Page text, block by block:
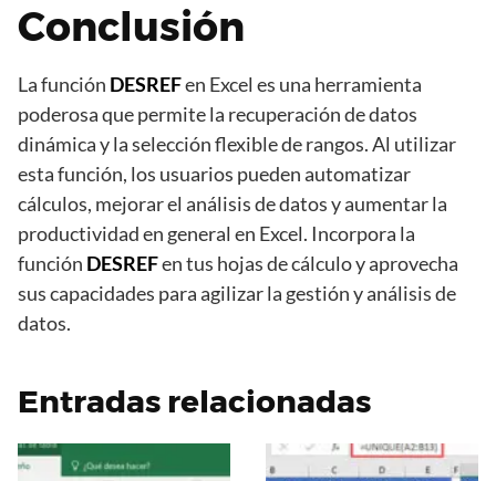
Conclusión
La función DESREFen Excel es una herramienta
poderosa que permite la recuperación de datos
dinámica y la selección flexible de rangos. Al utilizar
esta función, los usuarios pueden automatizar
cálculos, mejorar el análisis de datos y aumentar la
productividad en general en Excel. Incorpora la
función DESREFen tus hojas de cálculo y aprovecha
sus capacidades para agilizar la gestión y análisis de
datos.
Entradas relacionadas